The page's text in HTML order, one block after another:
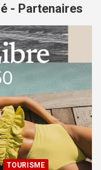
- Partenaires
TOURISME